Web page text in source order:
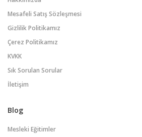
Mesafeli Satış Sözleşmesi
Gizlilik Politikamız
Çerez Politikamız
KVKK
Sık Sorulan Sorular
İletişim
Blog
Mesleki Eğitimler